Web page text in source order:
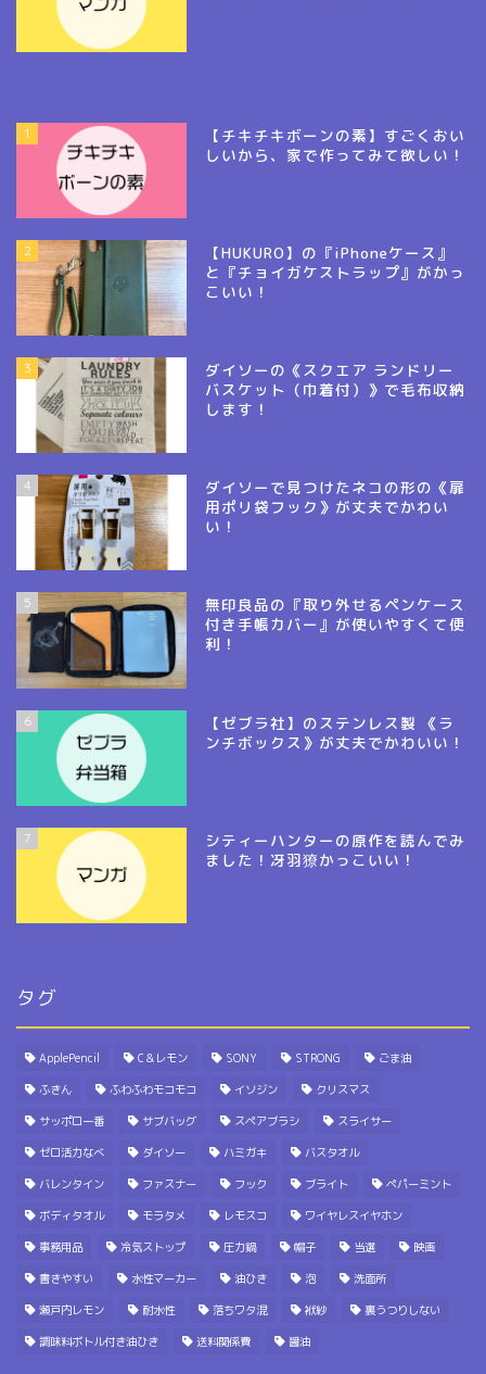
1
【チキチキボーンの素】すごくおい
しいから、家で作ってみて欲しい！
2
【HUKURO】の『iPhoneケース』
と『チョイガケストラップ』がかっ
こいい！
3
ダイソーの《スクエア ランドリー
バスケット（巾着付）》で毛布収納
します！
4
ダイソーで見つけたネコの形の《扉
用ポリ袋フック》が丈夫でかわい
い！
5
無印良品の『取り外せるペンケース
付き手帳カバー』が使いやすくて便
利！
6
【ゼブラ社】のステンレス製 《ラ
ンチボックス》が丈夫でかわいい！
7
シティーハンターの原作を読んでみ
ました！冴羽獠かっこいい！
タグ
ApplePencil C＆レモン SONY STRONG ごま油
ふきん ふわふわモコモコ イソジン クリスマス
サッポロ一番 サブバッグ スペアブラシ スライサー
ゼロ活力なべ ダイソー ハミガキ バスタオル
バレンタイン ファスナー フック ブライト ペパーミント
ボディタオル モラタメ レモスコ ワイヤレスイヤホン
事務用品 冷気ストップ 圧力鍋 帽子 当選 映画
書きやすい 水性マーカー 油ひき 泡 洗面所
瀬戸内レモン 耐水性 落ちワタ混 袱紗 裏うつりしない
調味料ボトル付き油ひき 送料関係費 醤油